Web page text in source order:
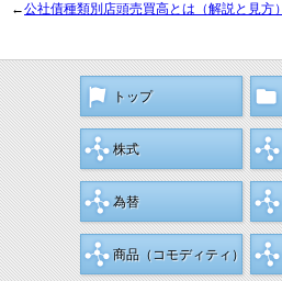
←公社債種類別店頭売買高とは（解説と見方）
トップ
株式
為替
商品（コモディティ）